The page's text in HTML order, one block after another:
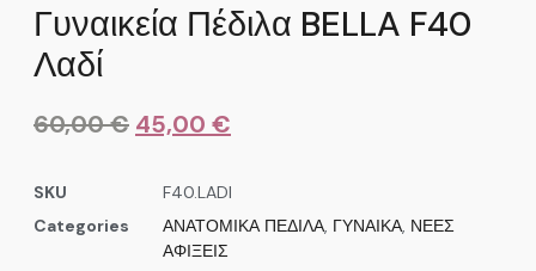
Γυναικεία Πέδιλα BELLA F40
Λαδί
60,00€ 45,00 €
SKU
F40.LADI
Categories
ΑΝΑΤΟΜΙΚΑ ΠΕΔΙΛΑ, ΓΥΝΑΙΚΑ, ΝΕΕΣ
ΑΦΙΞΕΙΣ